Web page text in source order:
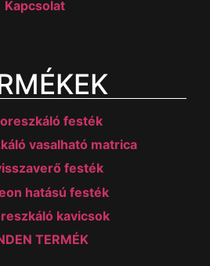
Kapcsolat
festék
vasalható matrica
festék
hatású festék
kavicsok
TERMÉK